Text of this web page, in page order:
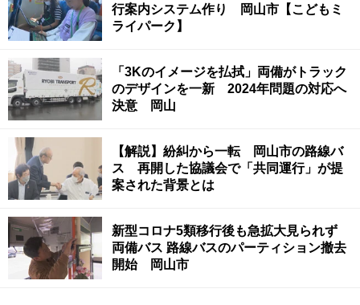
行案内システム作り 岡山市【こどもミ
ライパーク】
「3Kのイメージを払拭」両備がトラック
のデザインを一新 2024年問題の対応へ
決意 岡山
【解説】紛糾から一転 岡山市の路線バ
ス 再開した協議会で「共同運行」が提
案された背景とは
新型コロナ5類移行後も急拡大見られず
両備バス 路線バスのパーティション撤去
開始 岡山市